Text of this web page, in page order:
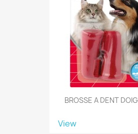
BROSSE A DENT
View